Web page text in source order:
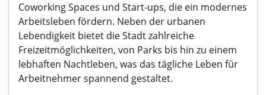
Coworking Spaces und Start-ups, die ein modernes
Arbeitsleben fördern. Neben der urbanen
Lebendigkeit bietet die Stadt zahlreiche
Freizeitmöglichkeiten, von Parks bis hin zu einem
lebhaften Nachtleben, was das tägliche Leben für
Arbeitnehmer spannend gestaltet.